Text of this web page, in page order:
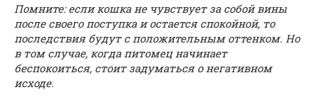
Помните: если кошка не чувствует за собой вины
после своего поступка и остается спокойной, то
последствия будут с положительным оттенком. Но
в том случае, когда питомец начинает
беспокоиться, стоит задуматься о негативном
исходе.